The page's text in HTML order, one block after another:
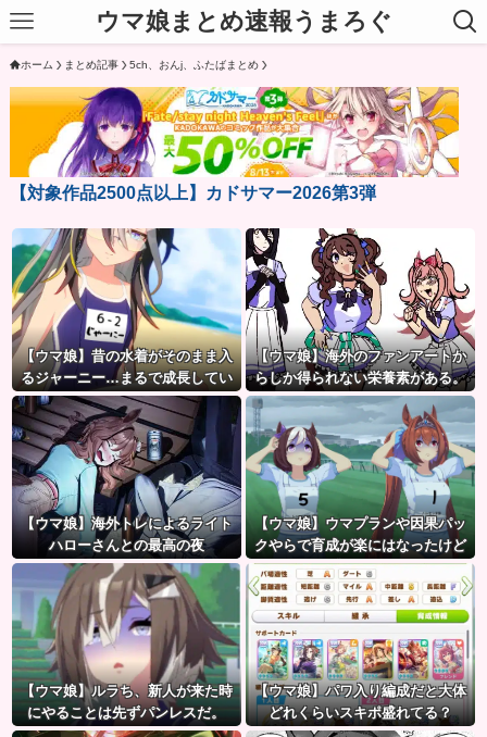
ウマ娘まとめ速報うまろぐ
ホーム まとめ記事 5ch、おんj、ふたばまとめ
【対象作品2500点以上】カドサマー2026第3弾
【ウマ娘】昔の水着がそのまま入
るジャーニー…まるで成長してい
ない！？
【ウマ娘】海外のファンアートか
らしか得られない栄養素がある。
←「おデジ以外味付けが濃い
な…」
【ウマ娘】海外トレによるライト
ハローさんとの最高の夜
【ウマ娘】ウマプランや因果パッ
クやらで育成が楽にはなったけど
ハードルも高くなってるんだ。
【ウマ娘】ルラち、新人が来た時
にやることは先ずパンレスだ。
【ウマ娘】パワ入り編成だと大体
どれくらいスキポ盛れてる？